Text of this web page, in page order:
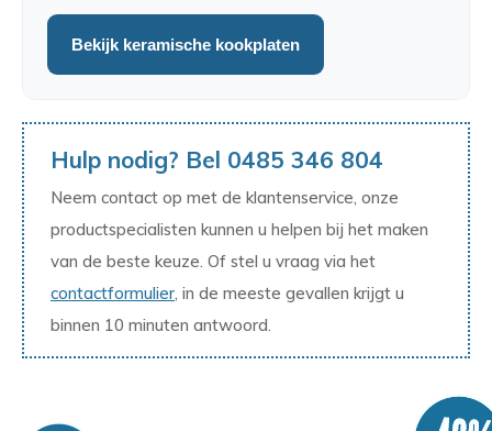
Bekijk keramische kookplaten
Hulp nodig? Bel 0485 346 804
Neem contact op met de klantenservice, onze
productspecialisten kunnen u helpen bij het maken
van de beste keuze. Of stel u vraag via het
contactformulier, in de meeste gevallen krijgt u
binnen 10 minuten antwoord.